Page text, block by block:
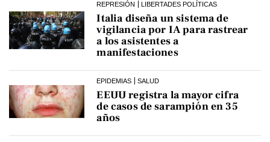
REPRESIÓN LIBERTADES POLÍTICAS
Italia diseña un sistema de
vigilancia por IA para rastrear
a los asistentes a
manifestaciones
EPIDEMIAS SALUD
EEUU registra la mayor cifra
de casos de sarampión en 35
años